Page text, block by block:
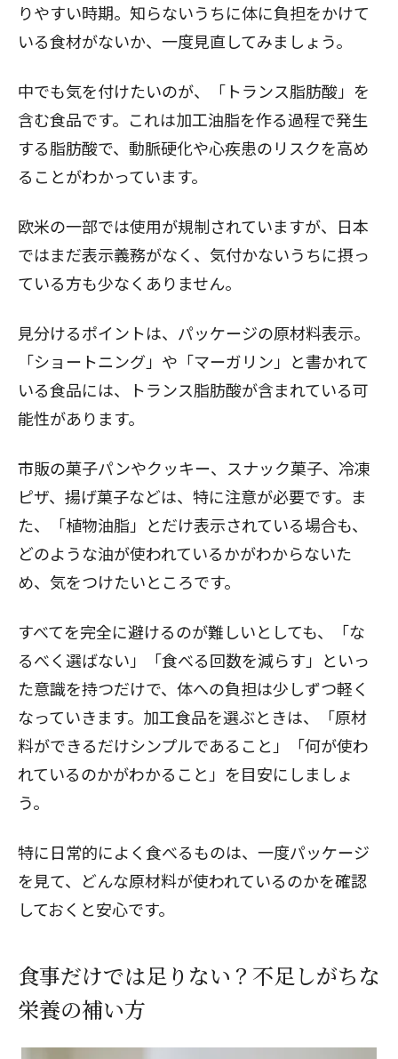
りやすい時期。知らないうちに体に負担をかけて
いる食材がないか、一度見直してみましょう。
中でも気を付けたいのが、「トランス脂肪酸」を
含む食品です。これは加工油脂を作る過程で発生
する脂肪酸で、動脈硬化や心疾患のリスクを高め
ることがわかっています。
欧米の一部では使用が規制されていますが、日本
ではまだ表示義務がなく、気付かないうちに摂っ
ている方も少なくありません。
見分けるポイントは、パッケージの原材料表示。
「ショートニング」や「マーガリン」と書かれて
いる食品には、トランス脂肪酸が含まれている可
能性があります。
市販の菓子パンやクッキー、スナック菓子、冷凍
ピザ、揚げ菓子などは、特に注意が必要です。ま
た、「植物油脂」とだけ表示されている場合も、
どのような油が使われているかがわからないた
め、気をつけたいところです。
すべてを完全に避けるのが難しいとしても、「な
るべく選ばない」「食べる回数を減らす」といっ
た意識を持つだけで、体への負担は少しずつ軽く
なっていきます。加工食品を選ぶときは、「原材
料ができるだけシンプルであること」「何が使わ
れているのかがわかること」を目安にしましょ
う。
特に日常的によく食べるものは、一度パッケージ
を見て、どんな原材料が使われているのかを確認
しておくと安心です。
食事だけでは足りない？不足しがちな
栄養の補い方